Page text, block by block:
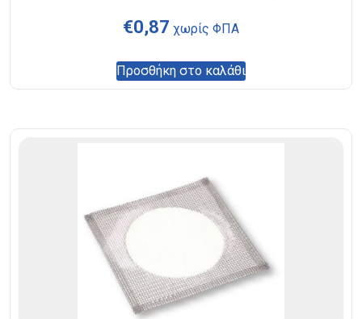
€0,87 χωρίς ΦΠΑ
Προσθήκη στο καλάθι